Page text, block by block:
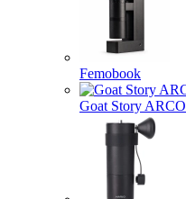
Femobook
Goat Story ARCO